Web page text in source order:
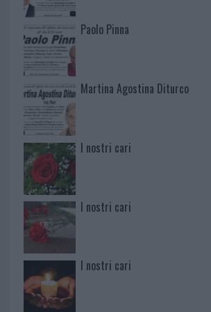
Paolo Pinna
Martina Agostina Diturco
I nostri cari
I nostri cari
I nostri cari